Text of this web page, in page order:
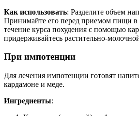
Как использовать: Разделите объем
Принимайте его перед приемом пищи в
течение курса похудения с помощью
придерживайтесь растительно-
При импотенции
Для лечения импотенции готовят
кардамоне и меде.
Ингредиенты: